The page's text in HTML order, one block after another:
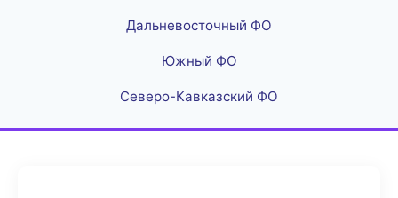
Дальневосточный ФО
Южный ФО
Северо-Кавказский ФО